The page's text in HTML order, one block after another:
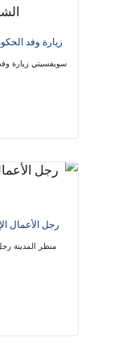
زيارة وفد
سويفسيتي زيارة
رجل الأعمال
منظر المدينة